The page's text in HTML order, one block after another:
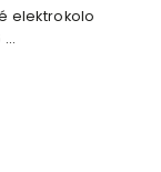
elektrokolo